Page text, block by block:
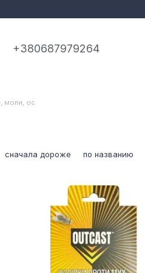
+380687979264
моли, ос
сначала дороже по названию